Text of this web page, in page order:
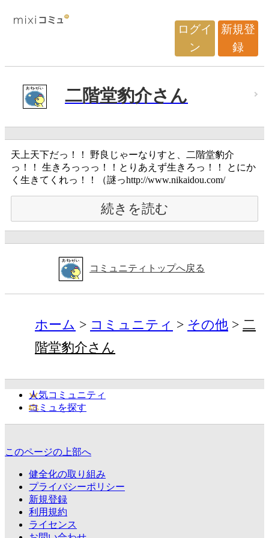
ログイ
ン
新規登
録
二階堂豹介さん
天上天下だっ！！ 野良じゃーなりすと、二階堂豹介
っ！！ 生きろっっっ！！とりあえず生きろっ！！ とにか
く生きてくれっ！！（謎っhttp://www.nikaidou.com/
続きを読む
コミュニティトップへ戻る
ホーム コミュニティ その他
二
階堂豹介さん
人気コミュニティ
コミュを探す
このページの上部へ
健全化の取り組み
プライバシーポリシー
新規登録
利用規約
ライセンス